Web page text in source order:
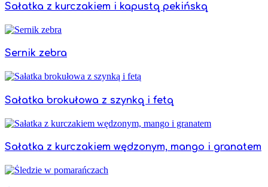
Sałatka z kurczakiem i kapustą pekińską
Sernik zebra
Sałatka brokułowa z szynką i fetą
Sałatka z kurczakiem wędzonym, mango i granatem